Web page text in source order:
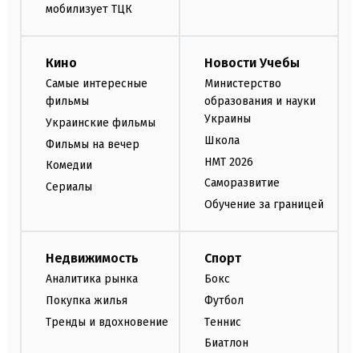
мобилизует ТЦК
Кино
Самые интересные
фильмы
Украинские фильмы
Фильмы на вечер
Комедии
Сериалы
Новости Учебы
Министерство
образования и науки
Украины
Школа
НМТ 2026
Саморазвитие
Обучение за границей
Недвижимость
Аналитика рынка
Покупка жилья
Тренды и вдохновение
Спорт
Бокс
Футбол
Теннис
Биатлон